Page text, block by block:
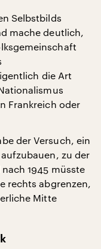
Selbstbilds
mache deutlich,
die Art
Frankreich oder
der Versuch, ein
zu der
1945 müsste
rechts abgrenzen,
Mitte